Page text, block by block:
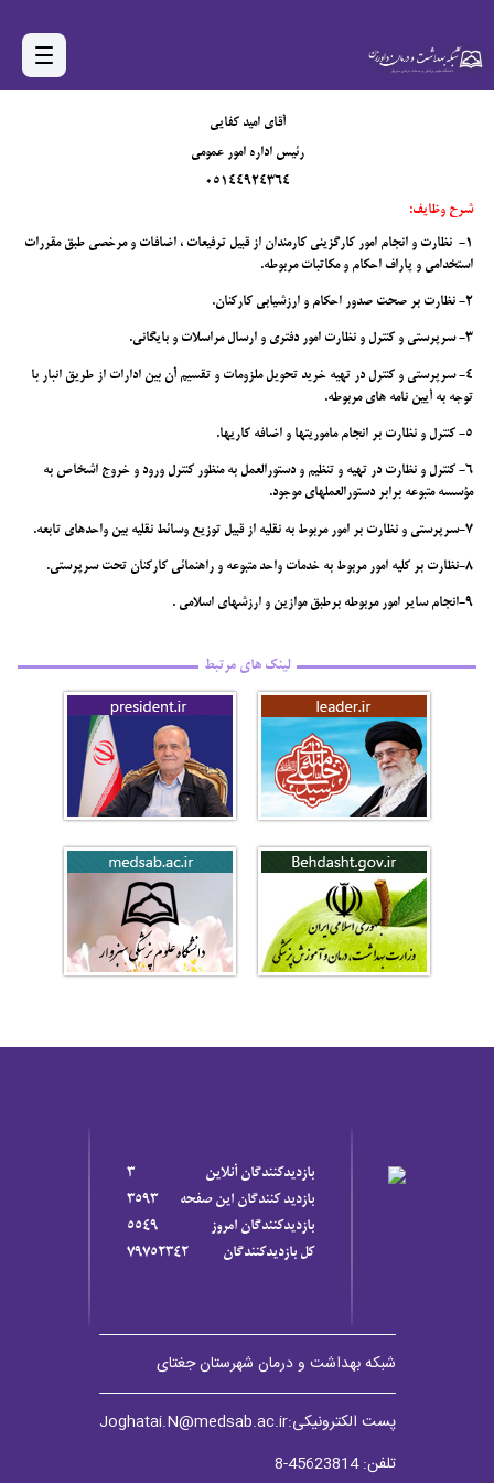
آقای امید کفایی
رئیس اداره امور عمومی
05144924364
شرح وظایف:
1-
نظارت و انجام امور كارگزيني كارمندان از قبيل ترفيعات ، اضافات و مرخصي طبق مقررات
استخدامي و پاراف احكام و مكاتبات مربوطه.
2- نظارت بر صحت صدور احكام و ارزشيابي كاركنان.
3- سرپرستي و كنترل و نظارت امور دفتري و ارسال مراسلات و بايگاني.
4-
سرپرستي و كنترل در تهيه خريد تحويل ملزومات و تقسيم آن بين ادارات از طريق انبار با
توجه به آيين نامه هاي مربوطه.
5- كنترل و نظارت بر انجام ماموريتها و اضافه كاريها.
6-
كنترل و نظارت در تهيه و تنظيم و دستورالعمل به منظور كنترل ورود و خروج اشخاص به
مؤسسه متبوعه برابر دستورالعملهاي موجود.
7- سرپرستي و نظارت بر امور مربوط به نقليه از قبيل توزيع وسائط نقليه بين واحدهاي تابعه.
8- نظارت بر كليه امور مربوط به خدمات واحد متبوعه و راهنمائي كاركنان تحت سرپرستي.
9- انجام ساير امور مربوطه برطبق موازين و ارزشهاي اسلامي .
لینک های مرتبط
بازديدکنندگان آنلاين
3
بازديد کنندگان اين صفحه
3593
بازديدکنندگان امروز
5549
کل بازديدکنندگان
79752342
شبکه بهداشت و درمان شهرستان جغتای
پست الکترونیکی:Joghatai.N@medsab.ac.ir
تلفن: 45623814-8